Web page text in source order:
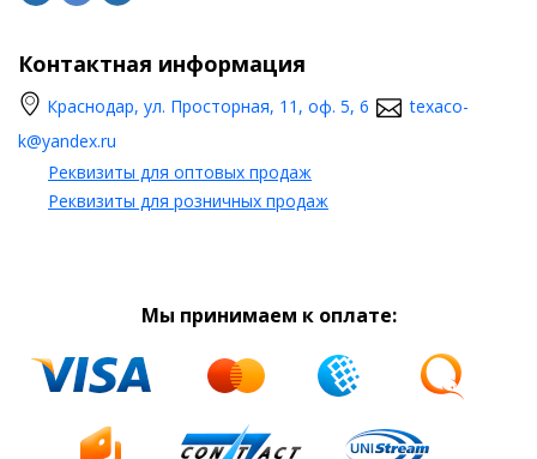
Контактная информация
Краснодар, ул. Просторная, 11, оф. 5, 6
texaco-
k@yandex.ru
Реквизиты для оптовых продаж
Реквизиты для розничных продаж
Мы принимаем к оплате: